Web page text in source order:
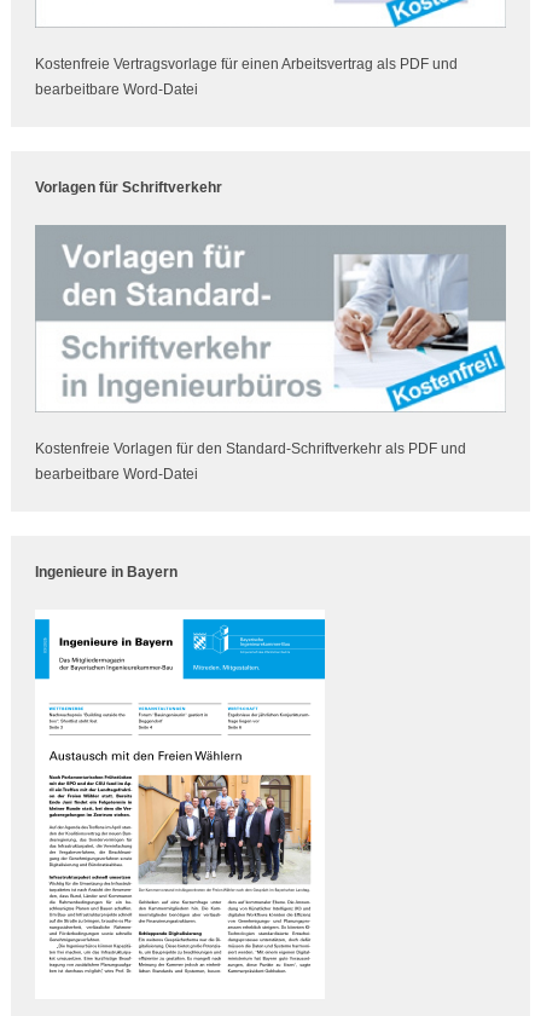
Kostenfreie Vertragsvorlage für einen Arbeitsvertrag als PDF und
bearbeitbare Word-Datei
Vorlagen für Schriftverkehr
Kostenfreie Vorlagen für den Standard-Schriftverkehr als PDF und
bearbeitbare Word-Datei
Ingenieure in Bayern